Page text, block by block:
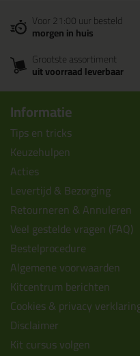
Voor 21:00 uur besteld
morgen in huis
Grootste assortiment
uit voorraad leverbaar
Informatie
Tips en tricks
Keuzehulpen
Acties
Levertijd & Bezorging
Retourneren & Annuleren
Veel gestelde vragen (FAQ)
Bestelprocedure
Algemene voorwaarden
Kitcentrum berichten
Cookies & privacy
Disclaimer
Kit cursus volgen